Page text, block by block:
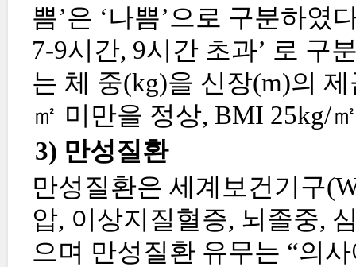
쁨’은 ‘나쁨’으로 구분하였
7-9시간, 9시간 초과’ 로 구
는 체 중(kg)을 신장(m)의
㎡ 미만을 정상, BMI 25kg/
3) 만성질환
만성질환은 세계보건기구
압, 이상지질혈증, 뇌졸중,
으며 만성질환 유무는 “의